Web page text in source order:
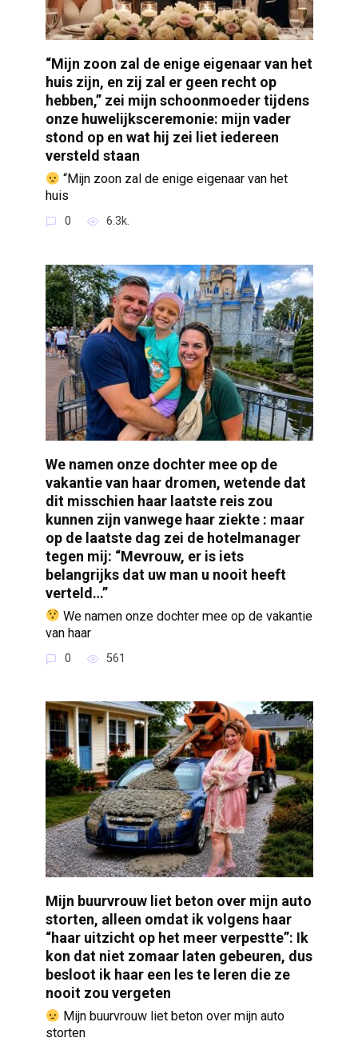
“Mijn zoon zal de enige eigenaar van het
huis zijn, en zij zal er geen recht op
hebben,” zei mijn schoonmoeder tijdens
onze huwelijksceremonie: mijn vader
stond op en wat hij zei liet iedereen
versteld staan
“Mijn zoon zal de enige eigenaar van het
huis
0 6.3k.
We namen onze dochter mee op de
vakantie van haar dromen, wetende dat
dit misschien haar laatste reis zou
kunnen zijn vanwege haar ziekte : maar
op de laatste dag zei de hotelmanager
tegen mij: “Mevrouw, er is iets
belangrijks dat uw man u nooit heeft
verteld…”
We namen onze dochter mee op de vakantie
van haar
0 561
Mijn buurvrouw liet beton over mijn auto
storten, alleen omdat ik volgens haar
“haar uitzicht op het meer verpestte”: Ik
kon dat niet zomaar laten gebeuren, dus
besloot ik haar een les te leren die ze
nooit zou vergeten
Mijn buurvrouw liet beton over mijn auto
storten